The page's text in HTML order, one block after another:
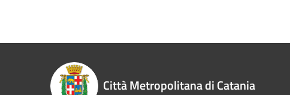
Città Metropolitana di Catania